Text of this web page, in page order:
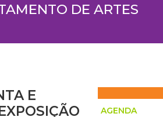
DE ARTES
E
AGENDA